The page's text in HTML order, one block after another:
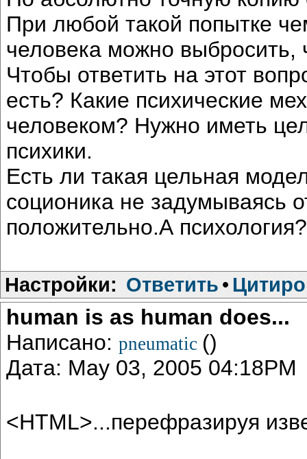
При любой такой попытке
человека можно выбросить,
Чтобы ответить на этот
есть? Какие психические
человеком? Нужно иметь
психики.
Есть ли такая цельная
соционика не задумываясь
положительно.А
Настройки: Ответить •
human is as human does...
Написано: pneumatic ()
Дата: May 03, 2005 04:18PM
<HTML>...перефразируя